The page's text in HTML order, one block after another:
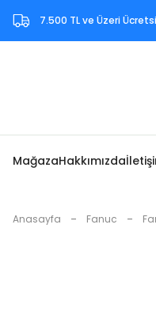
7.500 TL ve Üzeri
MağazaHakkımızda
Anasayfa Fanuc